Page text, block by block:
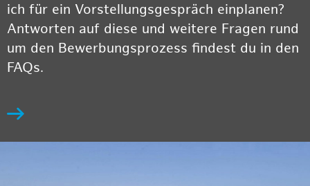
ich für ein Vorstellungsgespräch einplanen?
Antworten auf diese und weitere Fragen rund
um den Bewerbungsprozess findest du in den
FAQs.